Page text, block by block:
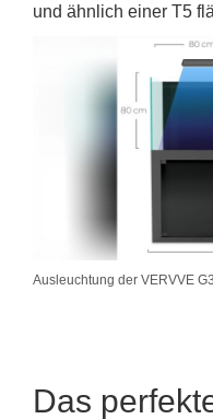
und ähnlich einer T5
Ausleuchtung der VERVVE G3
Das